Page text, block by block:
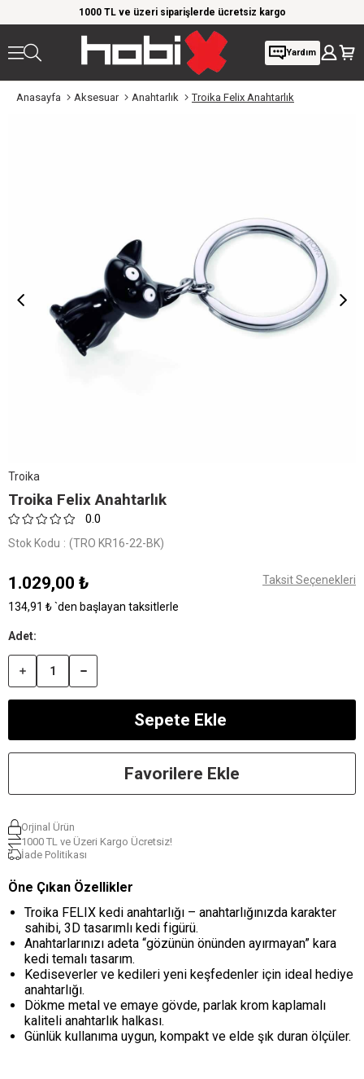
1000 TL ve üzeri siparişlerde ücretsiz kargo
Yardım
Anasayfa Aksesuar Anahtarlık Troika Felix Anahtarlık
Troika
Troika Felix Anahtarlık
0.0
Stok Kodu (TRO KR16-22-BK)
1.029,00 ₺ Taksit Seçenekleri
134,91 ₺`den başlayan taksitlerle
Favorilere Ekle
Orjinal Ürün
1000 TL ve Üzeri Kargo Ücretsiz!
İade Politikası
Öne Çıkan Özellikler
Troika FELIX kedi anahtarlığı – anahtarlığınızda karakter
sahibi, 3D tasarımlı kedi figürü.
Anahtarlarınızı adeta “gözünün önünden ayırmayan” kara
kedi temalı tasarım.
Kediseverler ve kedileri yeni keşfedenler için ideal hediye
anahtarlığı.
Dökme metal ve emaye gövde, parlak krom kaplamalı
kaliteli anahtarlık halkası.
Günlük kullanıma uygun, kompakt ve elde şık duran ölçüler.